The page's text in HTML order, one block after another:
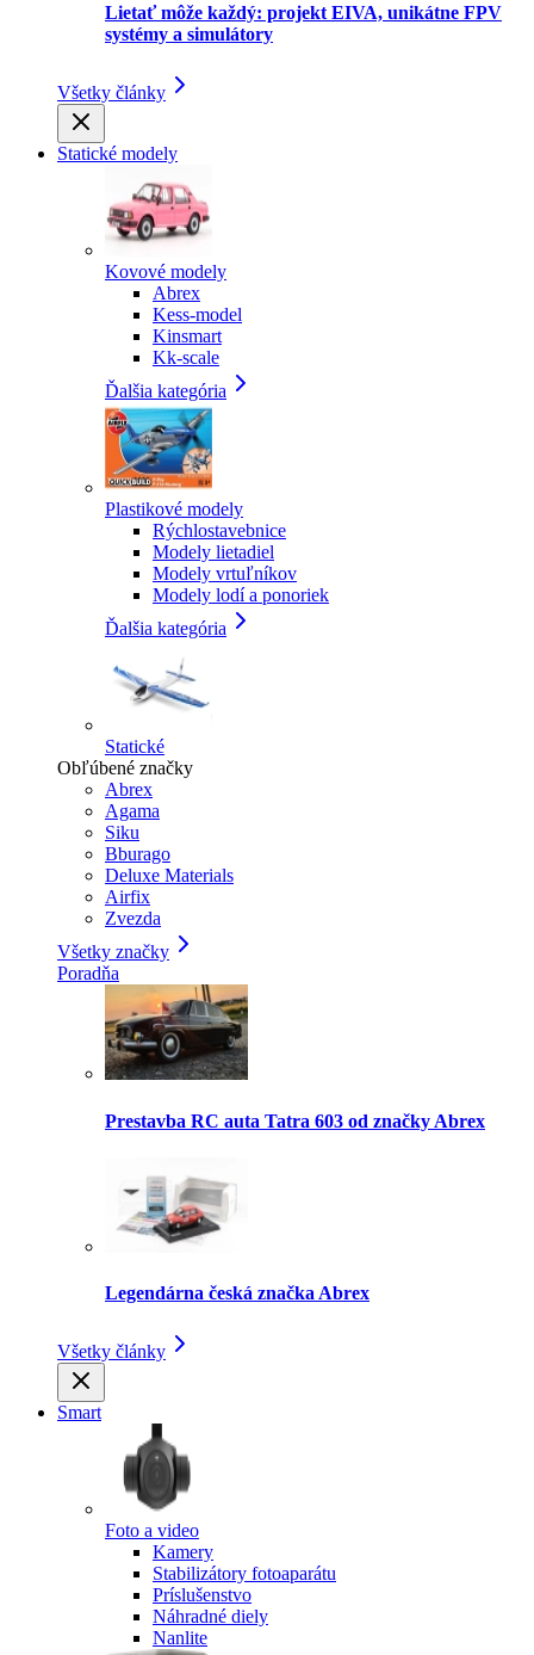
Lietať môže každý: projekt EIVA, unikátne FPV
systémy a simulátory
Všetky články
Statické modely
Kovové modely
Abrex
Kess-model
Kinsmart
Kk-scale
Ďalšia kategória
Plastikové modely
Rýchlostavebnice
Modely lietadiel
Modely vrtuľníkov
Modely lodí a ponoriek
Ďalšia kategória
Statické
Obľúbené značky
Abrex
Agama
Siku
Bburago
Deluxe Materials
Airfix
Zvezda
Všetky značky
Poradňa
Prestavba RC auta Tatra 603 od značky Abrex
Legendárna česká značka Abrex
Všetky články
Smart
Foto a video
Kamery
Stabilizátory fotoaparátu
Príslušenstvo
Náhradné diely
Nanlite